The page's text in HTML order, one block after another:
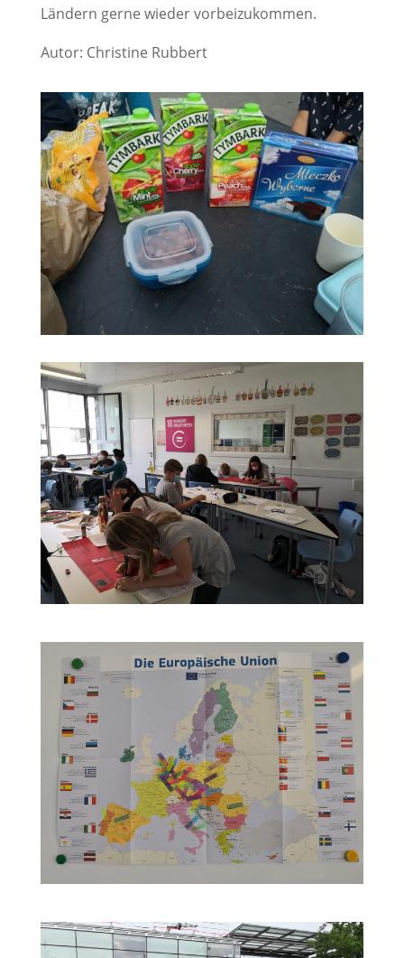
Ländern gerne wieder vorbeizukommen.
Autor: Christine Rubbert